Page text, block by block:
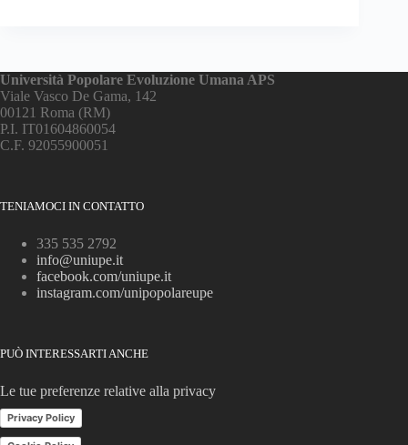
Università Popolare Evoluzione Umana APS
Viale Vasco De Gama, 142
00121 Roma (RM)
P.I. IT01604860054
C.F. 92055900051
TENIAMOCI IN CONTATTO
335 535 2792
info@uniupe.it
facebook.com/uniupe.it
instagram.com/unipopolareupe
PUÒ INTERESSARTI ANCHE
Le tue preferenze relative alla privacy
Privacy Policy